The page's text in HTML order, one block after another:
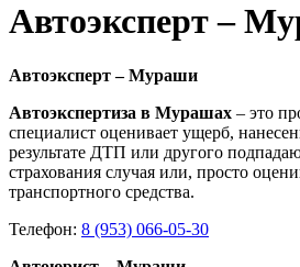
Автоэксперт –
Автоэксперт – Мураши
Автоэкспертиза в Мурашах – это
специалист оценивает ущерб,
результате ДТП или другого
страхования случая или, просто
транспортного средства.
Телефон: 8 (953) 066-05-30